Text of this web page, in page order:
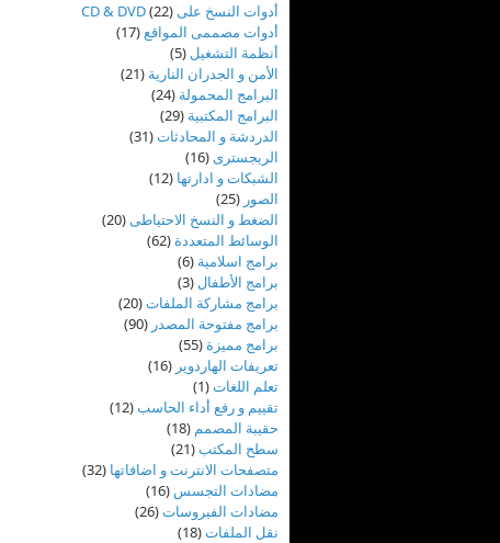
أدوات النسخ على CD & DVD(22)
أدوات مصممى المواقع(17)
أنظمة التشغيل (5)
الأمن و الجدران النارية (21)
البرامج المحمولة (24)
البرامج المكتبية (29)
الدردشة و المحادثات(31)
الريجسترى(16)
الشبكات و ادارتها (12)
الصور (25)
الضغط و النسخ الاحتياطى(20)
الوسائط المتعددة (62)
برامج اسلامية (6)
برامج الأطفال (3)
برامج مشاركة الملفات(20)
برامج مفتوحة المصدر (90)
برامج مميزة (55)
تعريفات الهاردوير (16)
تعلم اللغات(1)
تقييم و رفع أداء الحاسب(12)
حقيبة المصمم (18)
سطح المكتب(21)
متصفحات الانترنت و اضافاتها (32)
مضادات التجسس (16)
مضادات الفيروسات(26)
نقل الملفات(18)